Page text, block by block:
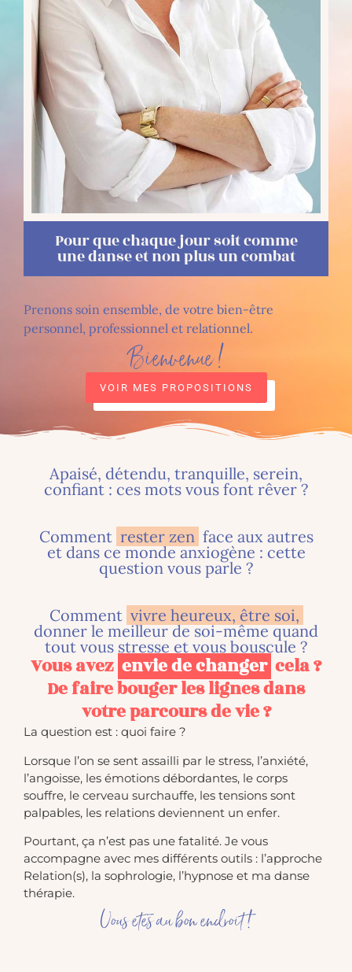
Pour que chaque jour soit comme
une danse et non plus un combat
Prenons soin ensemble, de votre bien-être
personnel, professionnel et relationnel.
Bienvenue !
VOIR MES PROPOSITIONS
Apaisé, détendu, tranquille, serein,
confiant : ces mots vous font rêver ?
Comment rester zen face aux autres
et dans ce monde anxiogène : cette
question vous parle ?
Comment vivre heureux, être soi,
donner le meilleur de soi-même quand
tout vous stresse et vous bouscule ?
Vous avez envie de changer cela ?
De faire bouger les lignes dans
votre parcours de vie ?
La question est : quoi faire ?
Lorsque l’on se sent assailli par le stress, l’anxiété,
l’angoisse, les émotions débordantes, le corps
souffre, le cerveau surchauffe, les tensions sont
palpables, les relations deviennent un enfer.
Pourtant, ça n’est pas une fatalité. Je vous
accompagne avec mes différents outils : l’approche
Relation(s), la sophrologie, l’hypnose et ma danse
thérapie.
Vous etes au bon endroit !